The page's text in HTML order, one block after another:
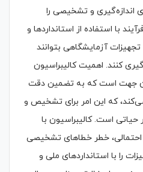
و تشخیصی را
با استفاده از استانداردها و
آزمایشگاهی بتوانند
کنند. اهمیت کالیبراسیون
آن جهت است که به تضمین دقت
که این امر برای تشخیص و
است. کالیبراسیون با
خطر خطاهای تشخیصی
را با استانداردهای ملی و